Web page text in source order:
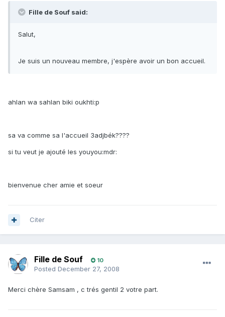
Fille de Souf said:
Salut,
Je suis un nouveau membre, j'espère avoir un bon accueil.
ahlan wa sahlan biki oukhti:p
sa va comme sa l'accueil 3adjbék????
si tu veut je ajouté les youyou:mdr:
bienvenue cher amie et soeur
Citer
Fille de Souf 10
Posted December 27, 2008
Merci chère Samsam , c trés gentil 2 votre part.